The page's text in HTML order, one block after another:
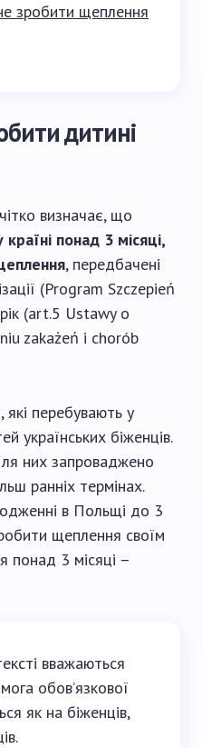
зробити щеплення
дитині
визначає, що
понад 3 місяці,
, передбачені
(Program Szczepień
(art.5 Ustawy o
zakażeń i chorób
які перебувають у
українських біженців.
них запроваджено
ранніх термінах.
в Польщі до 3
щеплення своїм
понад 3 місяці –
вважаються
обов’язкової
як на біженців,